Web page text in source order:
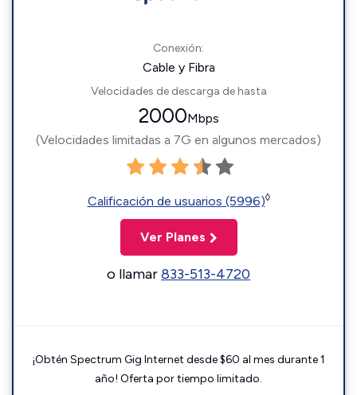
Conexión:
Cable y Fibra
Velocidades de descarga de hasta
2000Mbps
(Velocidades limitadas a 7G en algunos mercados)
Calificación de usuarios (5996)◊
Ver Planes
o llamar833-513-4720
¡Obtén Spectrum Gig Internet desde $60 al mes durante 1
año! Oferta por tiempo limitado.